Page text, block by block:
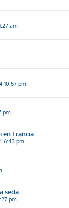
am
10:57 pm
pm
en Francia
6:43 pm
seda
pm